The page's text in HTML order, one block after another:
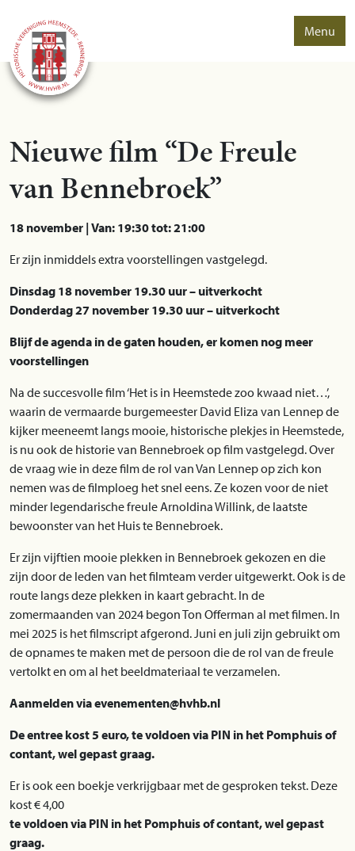
Menu
Nieuwe film “De Freule
van Bennebroek”
18 november | Van: 19:30 tot: 21:00
Er zijn inmiddels extra voorstellingen vastgelegd.
Dinsdag 18 november 19.30 uur – uitverkocht
Donderdag 27 november 19.30 uur – uitverkocht
Blijf de agenda in de gaten houden, er komen nog meer
voorstellingen
Na de succesvolle film ‘Het is in Heemstede zoo kwaad niet…’,
waarin de vermaarde burgemeester David Eliza van Lennep de
kijker meeneemt langs mooie, historische plekjes in Heemstede,
is nu ook de historie van Bennebroek op film vastgelegd. Over
de vraag wie in deze film de rol van Van Lennep op zich kon
nemen was de filmploeg het snel eens. Ze kozen voor de niet
minder legendarische freule Arnoldina Willink, de laatste
bewoonster van het Huis te Bennebroek.
Er zijn vijftien mooie plekken in Bennebroek gekozen en die
zijn door de leden van het filmteam verder uitgewerkt. Ook is de
route langs deze plekken in kaart gebracht. In de
zomermaanden van 2024 begon Ton Offer­man al met filmen. In
mei 2025 is het filmscript afgerond. Juni en juli zijn gebruikt om
de opnames te maken met de persoon die de rol van de freule
vertolkt en om al het beeldmateriaal te verzamelen.
Aanmelden via evenementen@hvhb.nl
De entree kost 5 euro, te voldoen via PIN in het Pomphuis of
contant, wel gepast graag.
Er is ook een boekje verkrijgbaar met de gesproken tekst. Deze
kost € 4,00
te voldoen via PIN in het Pomphuis of contant, wel gepast
graag.